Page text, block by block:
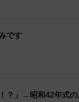
です
？」→昭和42年式